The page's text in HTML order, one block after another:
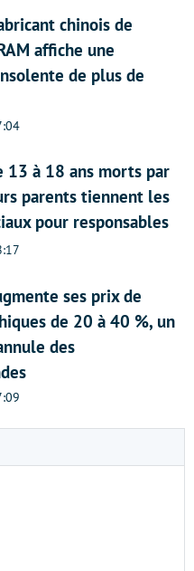
chinois de
affiche une
de plus de
13 à 18 ans morts par
parents tiennent les
pour responsables
ses prix de
de 20 à 40 %, un
des